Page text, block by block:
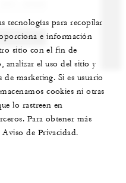
tecnologías para recopilar
e información
sitio con el fin de
analizar el uso del sitio y
marketing. Si es usuario
cookies ni otras
lo rastreen en
Para obtener más
de Privacidad.